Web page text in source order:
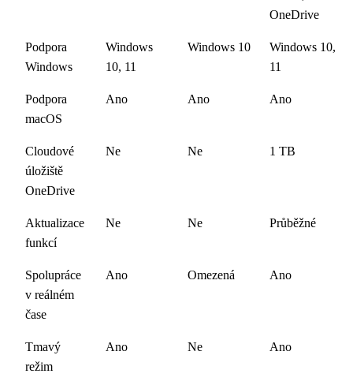
OneDrive
Podpora
Windows
Windows
10, 11
Windows 10
Windows 10,
11
Podpora
macOS
Ano Ano Ano
Cloudové
úložiště
OneDrive
Ne Ne 1 TB
Aktualizace
funkcí
Ne Ne Průběžné
Spolupráce
v reálném
čase
Ano Omezená Ano
Tmavý
režim
Ano Ne Ano